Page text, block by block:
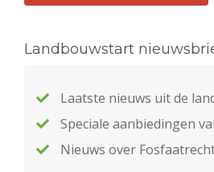
Landbouwstart
Laatste nieuws uit de
Speciale aanbiedingen
Nieuws over